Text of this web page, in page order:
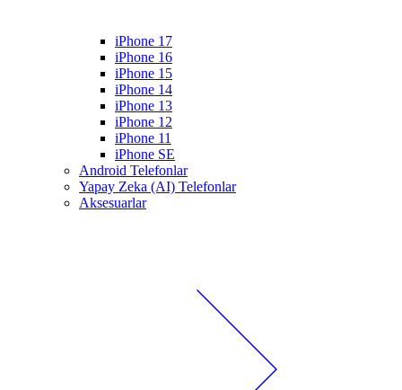
iPhone 17
iPhone 16
iPhone 15
iPhone 14
iPhone 13
iPhone 12
iPhone 11
iPhone SE
Android Telefonlar
Yapay Zeka (AI) Telefonlar
Aksesuarlar